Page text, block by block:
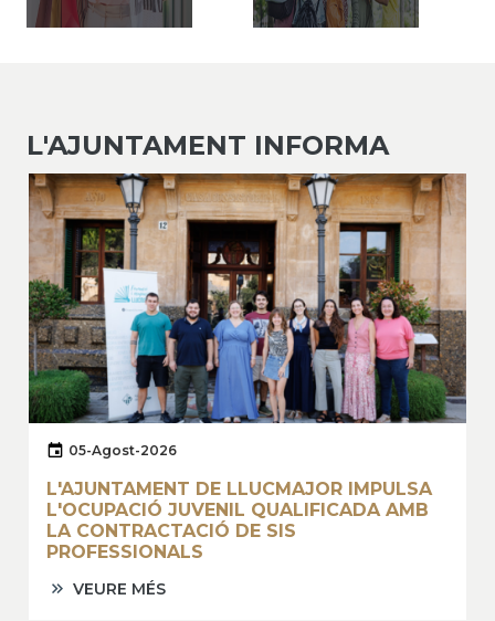
L'AJUNTAMENT INFORMA
05-Agost-2026
L'AJUNTAMENT DE LLUCMAJOR IMPULSA
L'OCUPACIÓ JUVENIL QUALIFICADA AMB
LA CONTRACTACIÓ DE SIS
PROFESSIONALS
VEURE MÉS